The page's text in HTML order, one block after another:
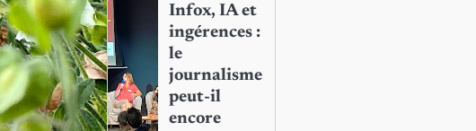
Infox, IA et
ingérences :
le
journalisme
peut-il
encore